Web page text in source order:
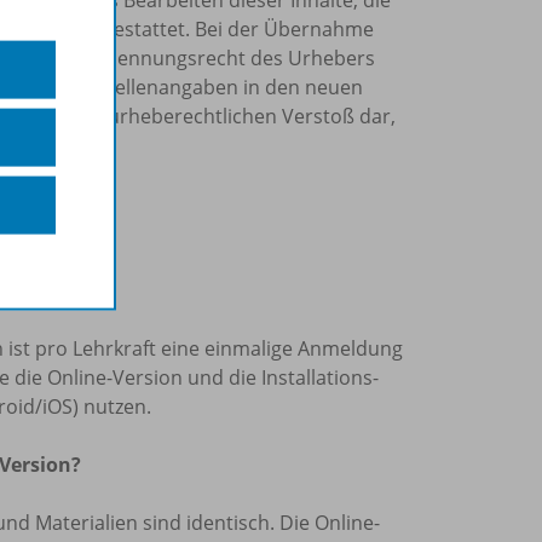
nicht gestattet. Bei der Übernahme
Namensnennungsrecht des Urhebers
die Quellenangaben in den neuen
einen urheberechtlichen Verstoß dar,
pro Lehrkraft eine einmalige Anmeldung
die Online-Version und die Installations-
iOS) nutzen.
Materialien sind identisch. Die Online-